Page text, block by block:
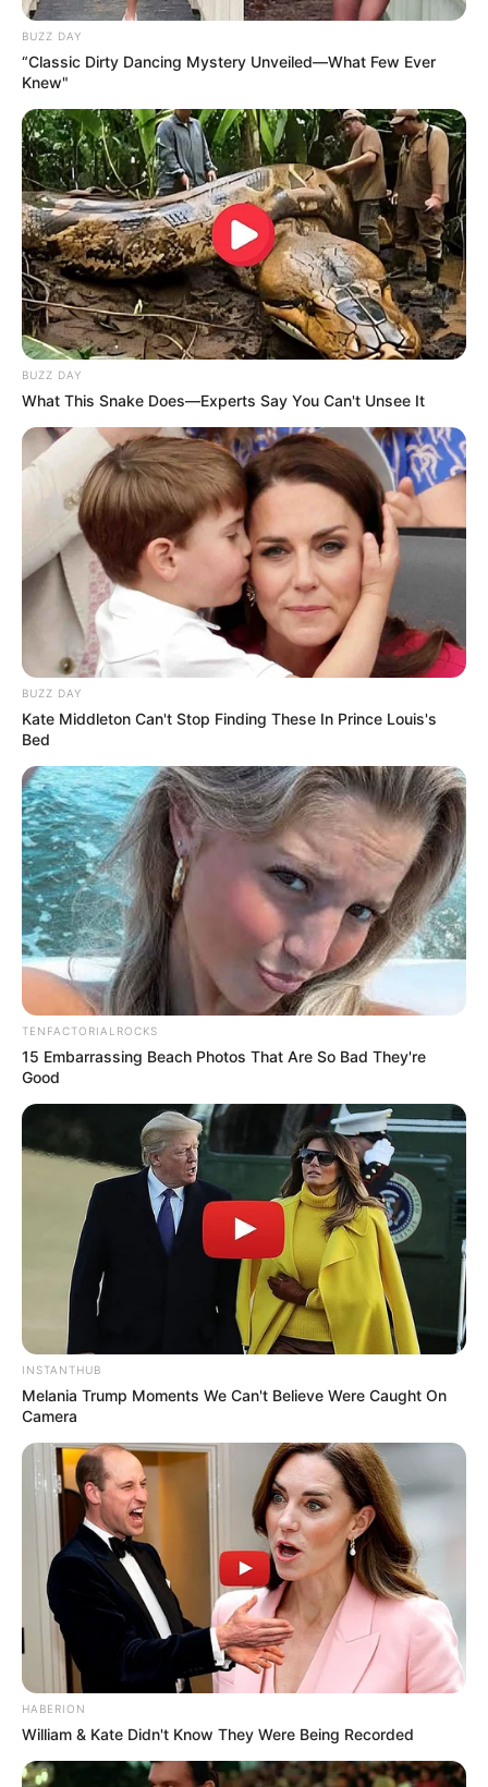
BUZZ DAY
“Classic Dirty Dancing Mystery Unveiled—What Few Ever
Knew"
BUZZ DAY
What This Snake Does—Experts Say You Can't Unsee It
BUZZ DAY
Kate Middleton Can't Stop Finding These In Prince Louis's
Bed
TENFACTORIALROCKS
15 Embarrassing Beach Photos That Are So Bad They're
Good
INSTANTHUB
Melania Trump Moments We Can't Believe Were Caught On
Camera
HABERION
William & Kate Didn't Know They Were Being Recorded